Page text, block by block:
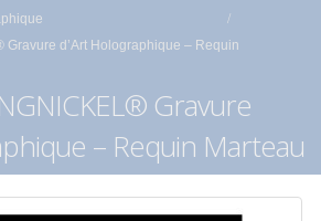
Gravure d’Art Holographique – Requin
Gravure
– Requin Marteau